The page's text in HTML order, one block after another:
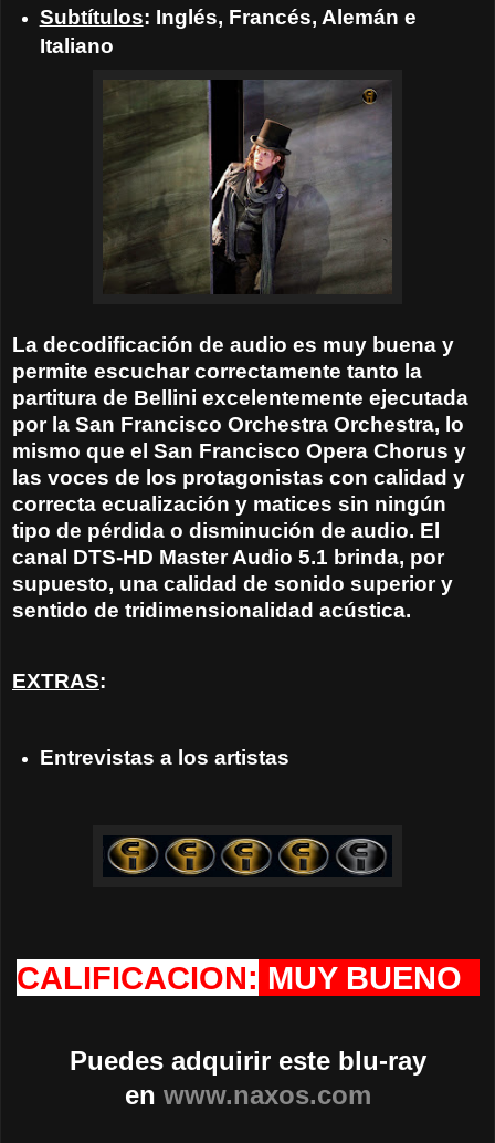
Subtítulos: Inglés, Francés, Alemán e
Italiano
La decodificación de audio es muy buena y
permite escuchar correctamente tanto la
partitura de Bellini excelentemente ejecutada
por la San Francisco Orchestra Orchestra, lo
mismo que el San Francisco Opera Chorus y
las voces de los protagonistas con calidad y
correcta ecualización y matices sin ningún
tipo de pérdida o disminución de audio. El
canal DTS-HD Master Audio 5.1 brinda, por
supuesto, una calidad de sonido superior y
sentido de tridimensionalidad acústica.
EXTRAS:
Entrevistas a los artistas
CALIFICACION: MUY BUENO
Puedes adquirir este blu-ray
en www.naxos.com